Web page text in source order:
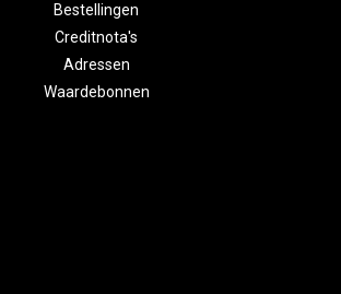
Bestellingen
Creditnota's
Adressen
Waardebonnen